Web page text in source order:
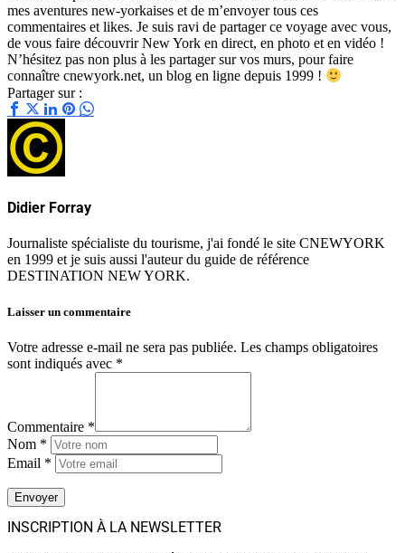
mes aventures new-yorkaises et de m’envoyer tous ces
commentaires et likes. Je suis ravi de partager ce voyage avec vous,
de vous faire découvrir New York en direct, en photo et en vidéo !
N’hésitez pas non plus à les partager sur vos murs, pour faire
connaître cnewyork.net, un blog en ligne depuis 1999 !
Partager sur :
Didier Forray
Journaliste spécialiste du tourisme, j'ai fondé le site CNEWYORK
en 1999 et je suis aussi l'auteur du guide de référence
DESTINATION NEW YORK.
Laisser un commentaire
Votre adresse e-mail ne sera pas publiée. Les champs obligatoires
sont indiqués avec *
Commentaire *
Nom *
Email *
INSCRIPTION À LA NEWSLETTER